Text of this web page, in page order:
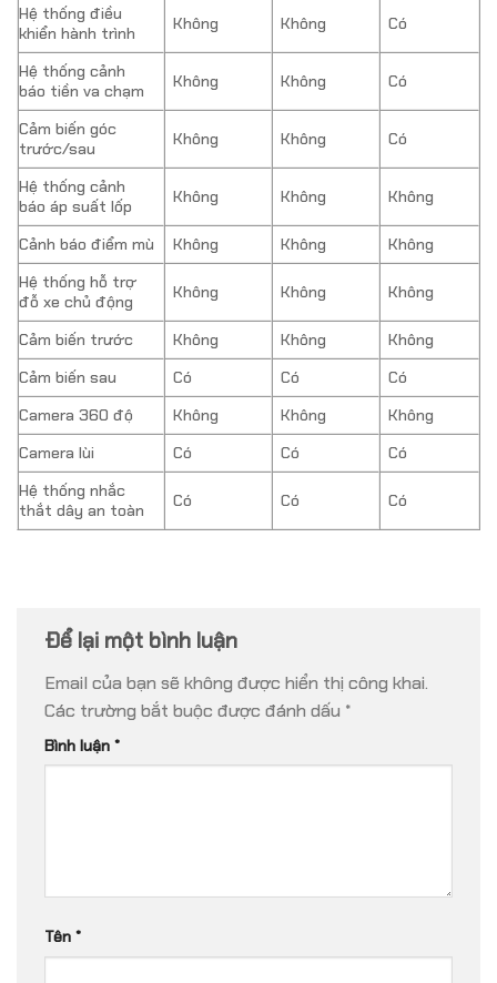
Hệ thống điều
khiển hành trình
Không Không Có
Hệ thống cảnh
báo tiền va chạm
Không Không Có
Cảm biến góc
trước/sau
Không Không Có
Hệ thống cảnh
báo áp suất lốp
Không Không Không
Cảnh báo điểm mù Không Không
Không
Hệ thống hỗ trợ
đỗ xe chủ động
Không Không Không
Cảm biến trước Không Không
Không
Cảm biến sau
Có Có
Có
Camera 360 độ
Không Không
Không
Camera lùi
Có Có
Có
Hệ thống nhắc
thắt dây an toàn
Có Có Có
Để lại một bình luận
Email của bạn sẽ không được hiển thị công khai.
Các trường bắt buộc được đánh dấu *
Bình luận *
Tên *